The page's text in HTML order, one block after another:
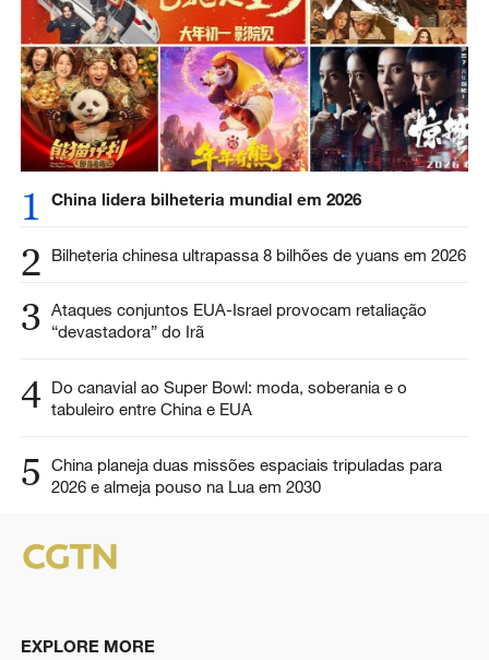
1 China lidera bilheteria mundial em 2026
2 Bilheteria chinesa ultrapassa 8 bilhões de yuans em 2026
3 Ataques conjuntos EUA-Israel provocam retaliação
“devastadora” do Irã
4 Do canavial ao Super Bowl: moda, soberania e o
tabuleiro entre China e EUA
5
China planeja duas missões espaciais tripuladas para
2026 e almeja pouso na Lua em 2030
EXPLORE MORE